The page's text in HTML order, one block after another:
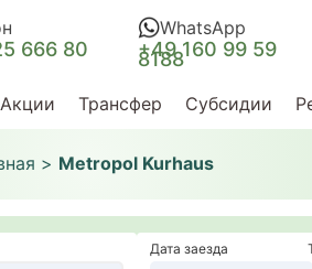
666 80
WhatsApp
+49 160 99 59
8188
Акции Трансфер Субсидии
> Metropol Kurhaus
Дата заезда